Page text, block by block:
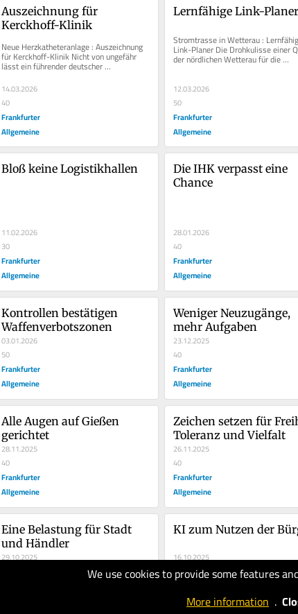
We use cookies to provide some features
More information .
Auszeichnung für
Kerckhoff-Klinik
Neue Herzkatheteranlage : Auszeichnung
für Kerckhoff-Klinik Nicht von ungefähr
lässt ein führender deutscher
14.03.2026
40
Frankfurter
Allgemeine
Lernfähige Link-Planer
Stromtrasse in Wetterau :
Link-Planer Die Drohkulisse einer
der nördlichen Wetterau für die
12.03.2026
50
Frankfurter
Allgemeine
Bloß keine Logistikhallen
11.02.2026
30
Frankfurter
Allgemeine
Die IHK verpasst eine
Chance
28.01.2026
40
Frankfurter
Allgemeine
Kontrollen bestätigen
Waffenverbotszonen
03.01.2026
50
Frankfurter
Allgemeine
Weniger Neuzugänge,
mehr Aufgaben
23.12.2025
40
Frankfurter
Allgemeine
Alle Augen auf Gießen
gerichtet
28.11.2025
40
Frankfurter
Allgemeine
Zeichen setzen für
Toleranz und Vielfalt
26.11.2025
40
Frankfurter
Allgemeine
Eine Belastung für Stadt
und Händler
29.10.2025
KI zum Nutzen der
16.10.2025
60
Frankfurter
Allgemeine